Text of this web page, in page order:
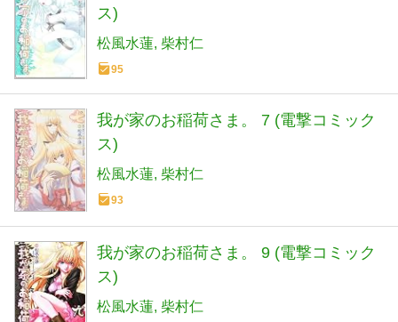
ス)
松風水蓮 柴村仁
95
我が家のお稲荷さま。 7 (電撃コミック
ス)
松風水蓮 柴村仁
93
我が家のお稲荷さま。 9 (電撃コミック
ス)
松風水蓮 柴村仁